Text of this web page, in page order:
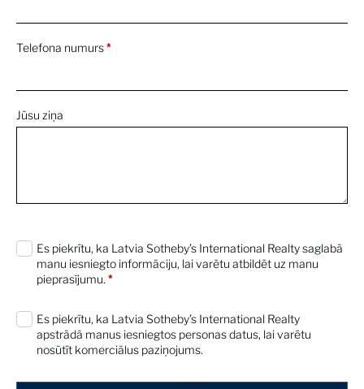
Telefona numurs*
Jūsu ziņa
Es piekrītu, ka Latvia Sotheby’s International Realty saglabā
manu iesniegto informāciju, lai varētu atbildēt uz manu
pieprasījumu. *
Es piekrītu, ka Latvia Sotheby’s International Realty
apstrādā manus iesniegtos personas datus, lai varētu
nosūtīt komerciālus paziņojums.